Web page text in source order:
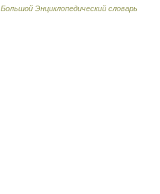
Большой Энциклопедический словарь